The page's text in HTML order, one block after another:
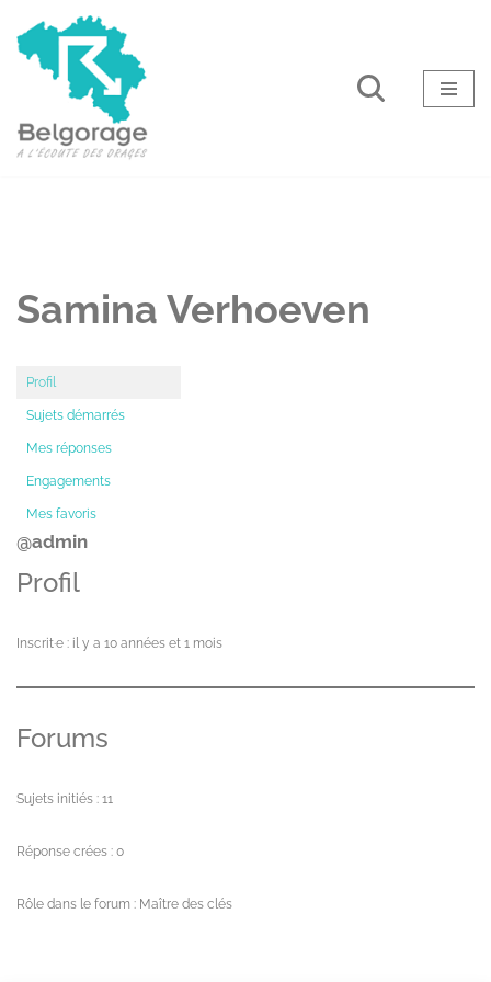
Aller
Samina Verhoeven
Profil
Sujets démarrés
Mes réponses
Engagements
Mes favoris
@admin
Profil
Inscrit·e : il y a 10 années et 1 mois
Forums
Sujets initiés : 11
Réponse crées : 0
Rôle dans le forum : Maître des clés